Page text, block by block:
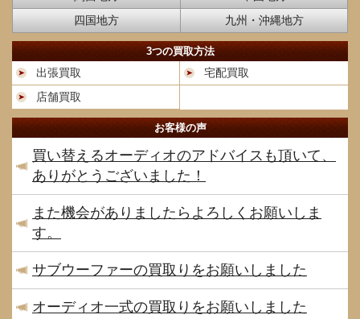
四国地方
九州・沖縄地方
3つの買取方法
出張買取
宅配買取
店舗買取
お客様の声
買い替えるオーディオのアドバイスも頂いて、
ありがとうございました！
また機会がありましたらよろしくお願いしま
す。
サブウーファーの買取りをお願いしました
オーディオ一式の買取りをお願いしました